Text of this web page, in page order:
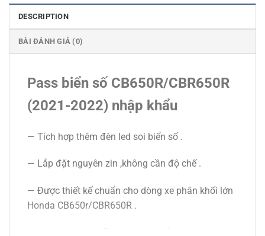
DESCRIPTION
BÀI ĐÁNH GIÁ (0)
Pass biển số CB650R/CBR650R
(2021-2022) nhập khẩu
— Tích hợp thêm đèn led soi biển số .
— Lắp đặt nguyên zin ,không cần độ chế .
— Được thiết kế chuẩn cho dòng xe phân khối lớn
Honda CB650r/CBR650R .
— Pass được sơn tĩnh điện cao cấp không lo bong